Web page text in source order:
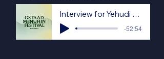
Interview for Yehudi Manuhin's 100th Birthday
-52:54